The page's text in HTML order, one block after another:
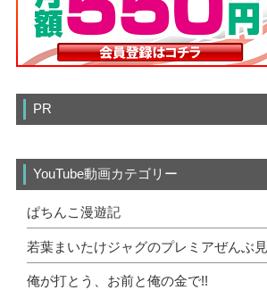
PR
YouTube動画カテゴリー
ぱちんこ漫遊記
若葉まいたけジャグのプレミアぜんぶ
俺が打とう、お前と俺の金で!!